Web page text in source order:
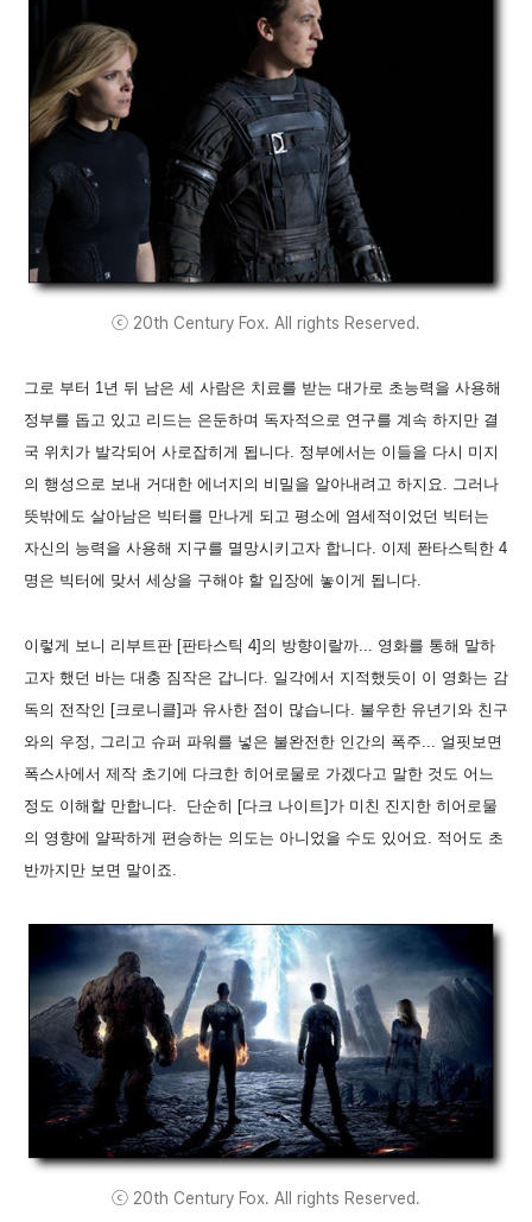
ⓒ 20th Century Fox. All rights Reserved.
그로 부터 1년 뒤 남은 세 사람은 치료를 받는 대가로 초능력을 사용해
정부를 돕고 있고 리드는 은둔하며 독자적으로 연구를 계속 하지만 결
국 위치가 발각되어 사로잡히게 됩니다. 정부에서는 이들을 다시 미지
의 행성으로 보내 거대한 에너지의 비밀을 알아내려고 하지요. 그러나
뜻밖에도 살아남은 빅터를 만나게 되고 평소에 염세적이었던 빅터는
자신의 능력을 사용해 지구를 멸망시키고자 합니다. 이제 퐌타스틱한 4
명은 빅터에 맞서 세상을 구해야 할 입장에 놓이게 됩니다.
이렇게 보니 리부트판 [판타스틱 4]의 방향이랄까... 영화를 통해 말하
고자 했던 바는 대충 짐작은 갑니다. 일각에서 지적했듯이 이 영화는 감
독의 전작인 [크로니클]과 유사한 점이 많습니다. 불우한 유년기와 친구
와의 우정, 그리고 슈퍼 파워를 넣은 불완전한 인간의 폭주... 얼핏보면
폭스사에서 제작 초기에 다크한 히어로물로 가겠다고 말한 것도 어느
정도 이해할 만합니다. 단순히 [다크 나이트]가 미친 진지한 히어로물
의 영향에 얄팍하게 편승하는 의도는 아니었을 수도 있어요. 적어도 초
반까지만 보면 말이죠.
ⓒ 20th Century Fox. All rights Reserved.